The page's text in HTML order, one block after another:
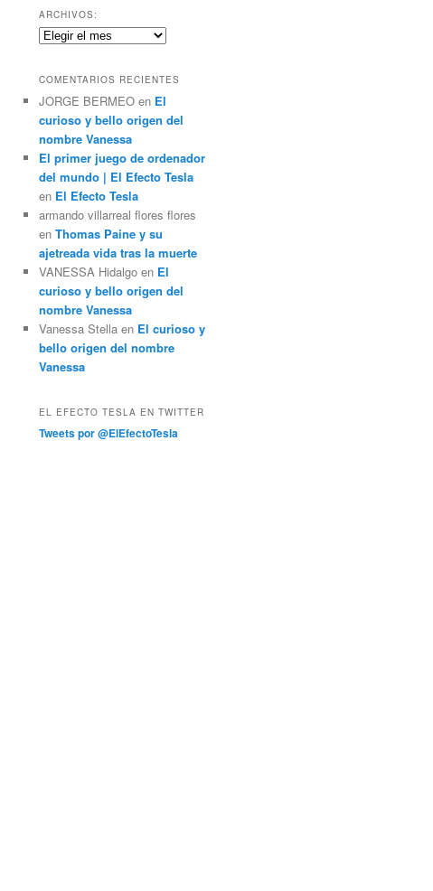
c
a
r
ARCHIVOS:
Archivos:
COMENTARIOS RECIENTES
JORGE BERMEO en El
curioso y bello origen del
nombre Vanessa
El primer juego de ordenador
del mundo | El Efecto Tesla
en El Efecto Tesla
armando villarreal flores flores
en Thomas Paine y su
ajetreada vida tras la muerte
VANESSA Hidalgo en El
curioso y bello origen del
nombre Vanessa
Vanessa Stella en El curioso y
bello origen del nombre
Vanessa
EL EFECTO TESLA EN TWITTER
Tweets por @ElEfectoTesla